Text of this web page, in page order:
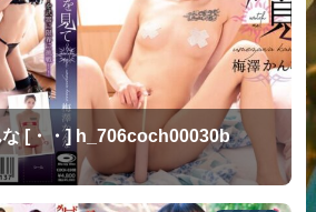
[・・] h_706coch00030b